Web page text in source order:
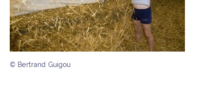
© Bertrand Guigou